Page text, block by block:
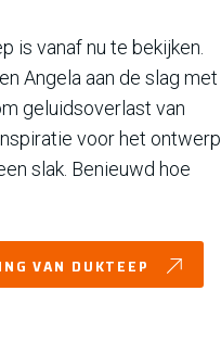
is vanaf nu te bekijken.
Angela aan de slag met
geluidsoverlast van
voor het ontwerp
slak. Benieuwd hoe
VAN DUKTEEP